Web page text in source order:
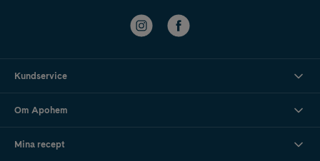
Kundservice
Om Apohem
Mina recept